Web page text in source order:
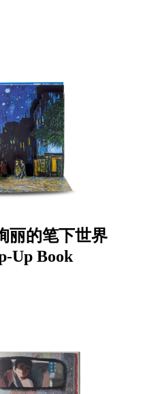
丽的笔下世界
Up Book